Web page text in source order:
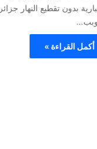
بدون تقطيع النهار
أكمل القراءة »